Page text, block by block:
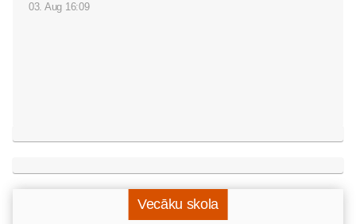
03. Aug 16:09
Vecāku skola